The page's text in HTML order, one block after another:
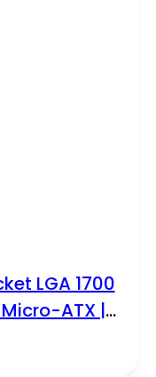
LGA 1700
Micro-ATX |